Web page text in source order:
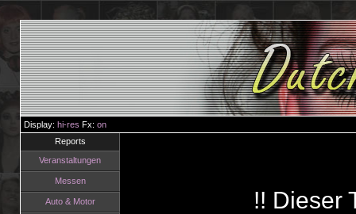
Display: hi-res Fx: on
Reports
Veranstaltungen
Messen
Auto & Motor !! Dieser